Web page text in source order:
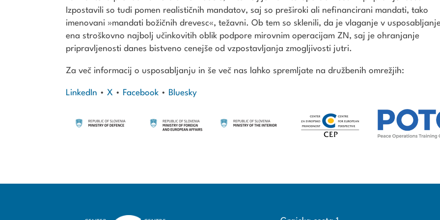
Izpostavili so tudi pomen realističnih mandatov, saj so preširoki ali nefinancirani mandati, tako
imenovani »mandati božičnih drevesc«, težavni. Ob tem so sklenili, da je vlaganje v
ena stroškovno najbolj učinkovitih oblik podpore mirovnim operacijam ZN, saj je ohranjanje
pripravljenosti danes bistveno cenejše od vzpostavljanja zmogljivosti jutri.
Za več informacij o usposabljanju in še več nas lahko spremljate na družbenih omrežjih:
LinkedIn •X • Facebook • Bluesky